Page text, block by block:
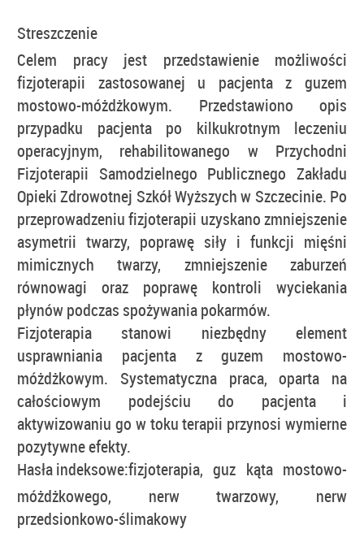
Streszczenie
Celem pracy jest przedstawienie możliwości
fizjoterapii zastosowanej u pacjenta z guzem
mostowo-móżdżkowym. Przedstawiono opis
przypadku pacjenta po kilkukrotnym leczeniu
operacyjnym, rehabilitowanego w Przychodni
Fizjoterapii Samodzielnego Publicznego Zakładu
Opieki Zdrowotnej Szkół Wyższych w Szczecinie. Po
przeprowadzeniu fizjoterapii uzyskano zmniejszenie
asymetrii twarzy, poprawę siły i funkcji mięśni
mimicznych twarzy, zmniejszenie zaburzeń
równowagi oraz poprawę kontroli wyciekania
płynów podczas spożywania pokarmów.
Fizjoterapia stanowi niezbędny element
usprawniania pacjenta z guzem mostowo-
móżdżkowym. Systematyczna praca, oparta na
całościowym podejściu do pacjenta i
aktywizowaniu go w toku terapii przynosi wymierne
pozytywne efekty.
Hasła indeksowe:fizjoterapia, guz kąta mostowo-
móżdżkowego, nerw twarzowy, nerw
przedsionkowo-ślimakowy